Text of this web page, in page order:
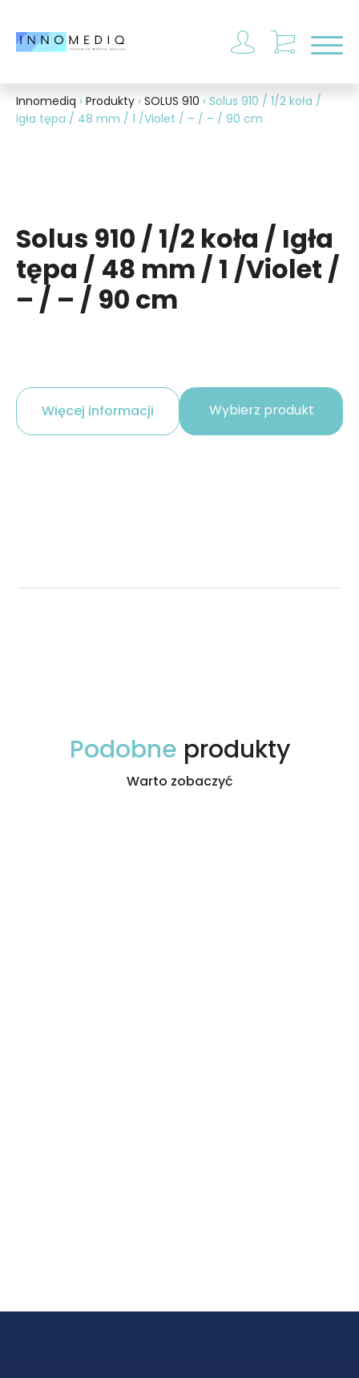
Innomediq › Produkty › SOLUS 910 › Solus 910 / 1/2 koła /
Igła tępa / 48 mm / 1 /Violet / – / – / 90 cm
Solus 910 / 1/2 koła / Igła
tępa / 48 mm / 1 /Violet /
– / – / 90 cm
Więcej informacji Wybierz produkt
Podobne produkty
Warto zobaczyć